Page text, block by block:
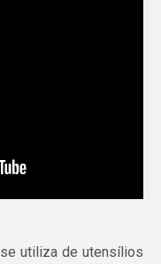
se utiliza de utensílios